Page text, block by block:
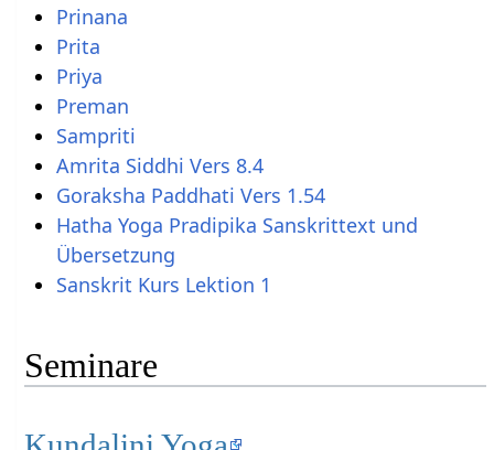
Prinana
Prita
Priya
Preman
Sampriti
Amrita Siddhi Vers 8.4
Goraksha Paddhati Vers 1.54
Hatha Yoga Pradipika Sanskrittext und
Übersetzung
Sanskrit Kurs Lektion 1
Seminare